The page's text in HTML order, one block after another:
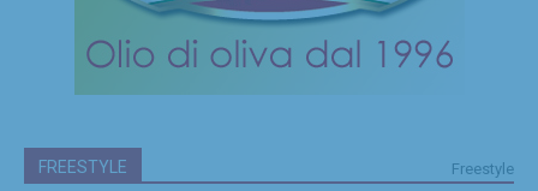
FREESTYLE Freestyle